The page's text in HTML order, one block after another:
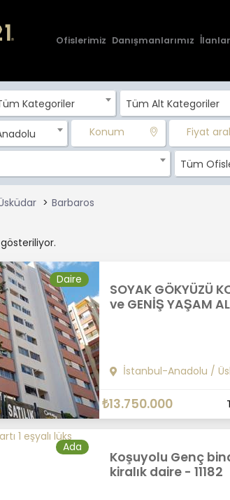
Ofislerimiz Danışmanlarımız İlanlar
Kategoriler Tüm Alt Kategoriler
Konum Fiyat
Tüm
Barbaros
Daire
SOYAK GÖKYÜZÜ
ve GENİŞ YAŞAM
İstanbul-Anadolu /
₺13.750.000
Ada
Koşuyolu Genç
kiralık daire - 11182